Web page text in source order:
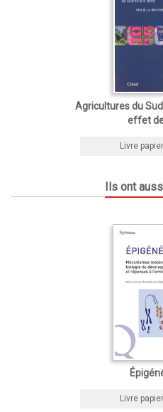
Agricultures du
effet
Livre papier
Ils ont
Livre papier